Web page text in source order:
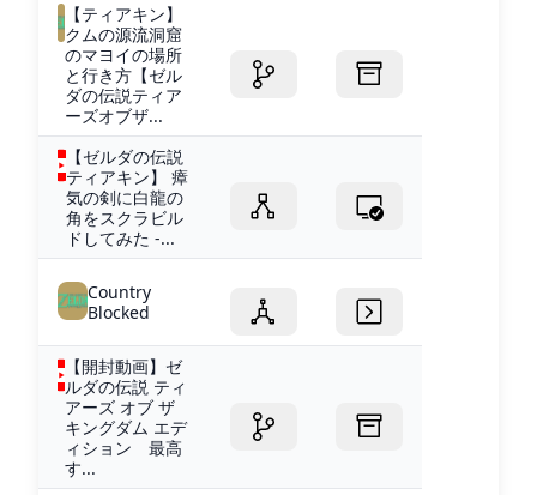
【ティアキン】
クムの源流洞窟
のマヨイの場所
と行き方【ゼル
ダの伝説ティア
ーズオブザ...
【ゼルダの伝説
ティアキン】 瘴
気の剣に白龍の
角をスクラビル
ドしてみた -...
Country
Blocked
【開封動画】ゼ
ルダの伝説 ティ
アーズ オブ ザ
キングダム エデ
ィション 最高
す...